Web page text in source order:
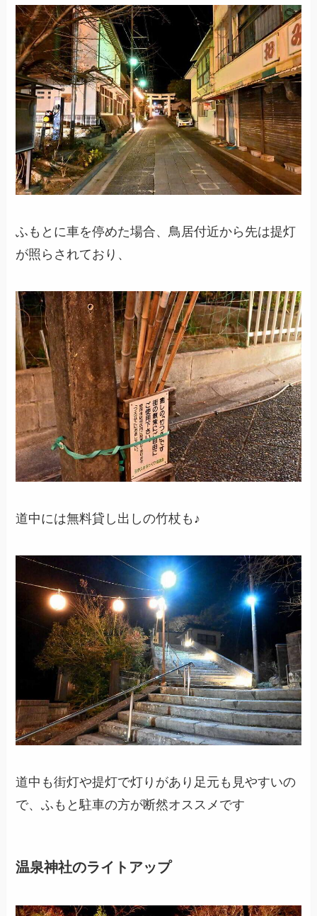
ふもとに車を停めた場合、鳥居付近から先は提灯
が照らされており、
道中には無料貸し出しの竹杖も♪
道中も街灯や提灯で灯りがあり足元も見やすいの
で、ふもと駐車の方が断然オススメです
温泉神社のライトアップ